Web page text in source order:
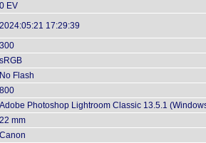
0 EV
2024:05:21 17:29:39
300
sRGB
No Flash
800
Adobe Photoshop Lightroom Classic 13.5.1
22 mm
Canon